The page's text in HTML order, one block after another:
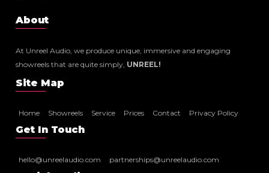
About
At Unreel Audio, we produce unique, immersive and engaging
showreels that are quite simply, UNREEL!
Site Map
Home Showreels Service Prices Contact Privacy Policy
Get In Touch
hello@unreelaudio.com partnerships@unreelaudio.com